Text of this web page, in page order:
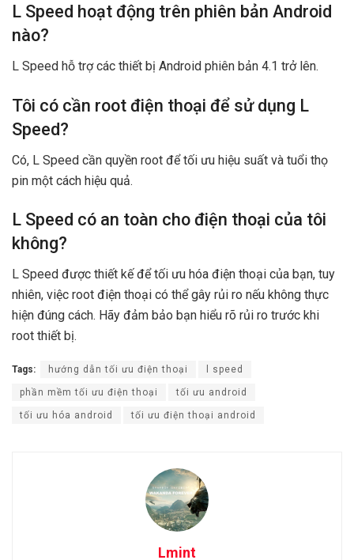
L Speed hoạt động trên phiên bản Android
nào?
L Speed hỗ trợ các thiết bị Android phiên bản 4.1 trở lên.
Tôi có cần root điện thoại để sử dụng L
Speed?
Có, L Speed cần quyền root để tối ưu hiệu suất và tuổi thọ
pin một cách hiệu quả.
L Speed có an toàn cho điện thoại của tôi
không?
L Speed được thiết kế để tối ưu hóa điện thoại của bạn, tuy
nhiên, việc root điện thoại có thể gây rủi ro nếu không thực
hiện đúng cách. Hãy đảm bảo bạn hiểu rõ rủi ro trước khi
root thiết bị.
Tags: hướng dẫn tối ưu điện thoại l speed
phần mềm tối ưu điện thoại tối ưu android
tối ưu hóa android tối ưu điện thoại android
Lmint